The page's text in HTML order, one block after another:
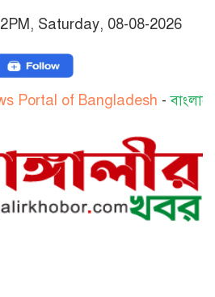
Saturday, 08-08-2026
Bangladesh-বাংলাদেশের